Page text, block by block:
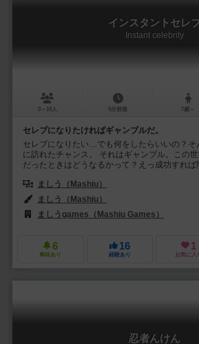
インスタントセレ
Instant celebrity
3～10人 5分前後 7歳～
セレブになりたければギャンブルだ。
セレブになりたい…でも何をしたらいいの？そ
に訪れたチャンス。 それはギャンブル。この
だったときはどうなるかって？えっ成功すれば
ましう（Mashiu）
ましう（Mashiu）
ましうgames（Mashiu Games）
6
興味あり
16
経験あり
1
お気に入り
忍者んけん